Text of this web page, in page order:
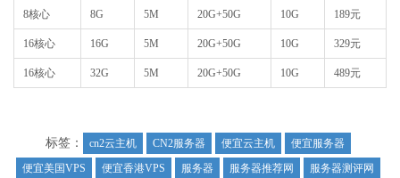
8核心 8G 5M 20G+50G 10G 189元
16核心 16G 5M 20G+50G 10G 329元
16核心 32G 5M 20G+50G 10G 489元
标签： cn2云主机 CN2服务器 便宜云主机
便宜服务器
便宜美国VPS
便宜香港VPS 服务器 服务器推荐网
服务器测评网